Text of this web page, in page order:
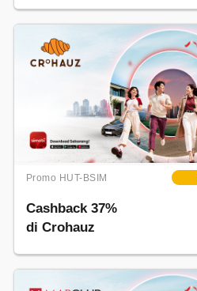
Promo HUT-BSIM
Cashback 37%
di Crohauz